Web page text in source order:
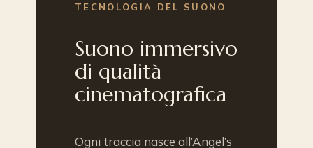
TECNOLOGIA DEL SUONO
Suono immersivo
di qualità
cinematografica
Ogni traccia nasce all’Angel’s